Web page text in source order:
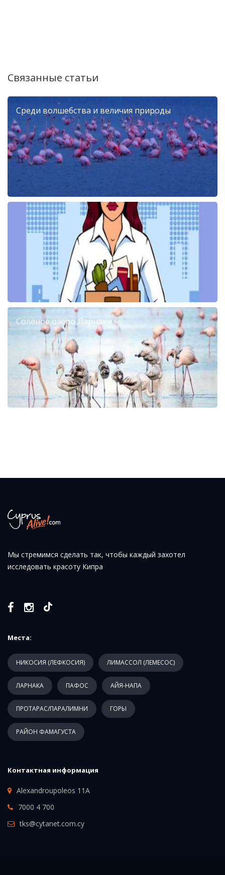
Связанные статьи
Среди волшебства и величия природы
Солёное озеро Ларнаки
Мы стремимся сделать так, чтобы каждый захотел
исследовать красоту Кипра
Места:
НИКОСИЯ (ЛЕФКОСИЯ) ЛИМАССОЛ (ЛЕМЕСОС)
ЛАРНАКА ПАФОС АЙЯ-НАПА
ПРОТАРАС/ПАРАЛИМНИ ГОРЫ
РАЙОН ФАМАГУСТА
Контактная информация
Alexandroupoleos 11A
7000 4 700
tks@cytanet.com.cy